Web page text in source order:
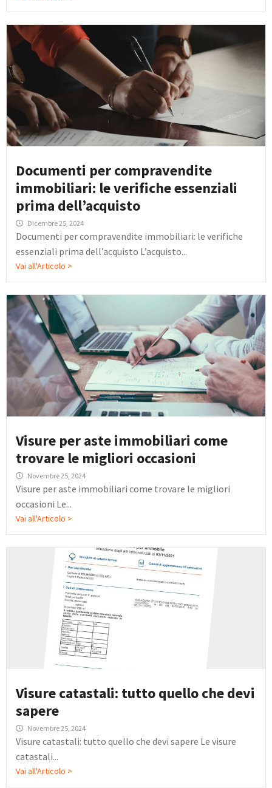
Documenti per compravendite
immobiliari: le verifiche essenziali
prima dell’acquisto
Dicembre 25, 2024
Documenti per compravendite immobiliari: le verifiche
essenziali prima dell’acquisto L’acquisto...
Vai all'Articolo >
Visure per aste immobiliari come
trovare le migliori occasioni
Novembre 25, 2024
Visure per aste immobiliari come trovare le migliori
occasioni Le...
Vai all'Articolo >
Visure catastali: tutto quello che devi
sapere
Novembre 25, 2024
Visure catastali: tutto quello che devi sapere Le visure
catastali...
Vai all'Articolo >